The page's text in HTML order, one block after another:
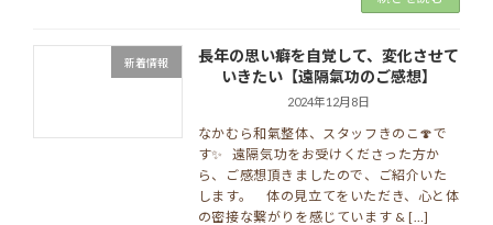
新着情報
長年の思い癖を自覚して、変化させて
いきたい【遠隔氣功のご感想】
2024年12月8日
なかむら和氣整体、スタッフきのこ🍄で
す✨ 遠隔気功をお受けくださった方か
ら、ご感想頂きましたので、ご紹介いた
します。 体の見立てをいただき、心と体
の密接な繋がりを感じています & […]